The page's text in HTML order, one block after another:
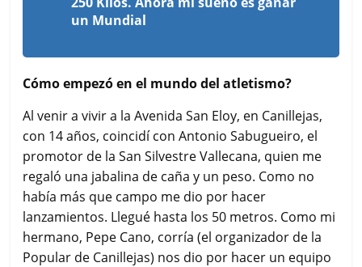
un Mundial
Cómo empezó en el mundo del atletismo?
Al venir a vivir a la Avenida San Eloy, en Canillejas,
con 14 años, coincidí con Antonio Sabugueiro, el
promotor de la San Silvestre Vallecana, quien me
regaló una jabalina de caña y un peso. Como no
había más que campo me dio por hacer
lanzamientos. Llegué hasta los 50 metros. Como mi
hermano, Pepe Cano, corría (el organizador de la
Popular de Canillejas) nos dio por hacer un equipo